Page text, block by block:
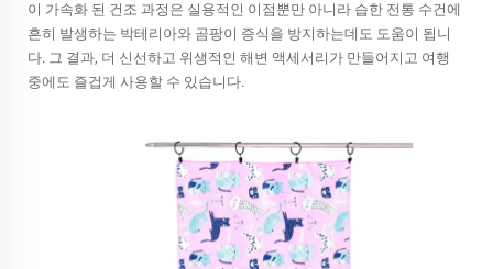
이 가속화 된 건조 과정은 실용적인 이점뿐만 아니라 습한 전통 수건에
흔히 발생하는 박테리아와 곰팡이 증식을 방지하는데도 도움이 됩니
다. 그 결과, 더 신선하고 위생적인 해변 액세서리가 만들어지고 여행
중에도 즐겁게 사용할 수 있습니다.